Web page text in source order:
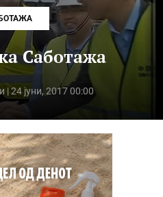
Саботажа
| 24 јуни, 2017 00:00